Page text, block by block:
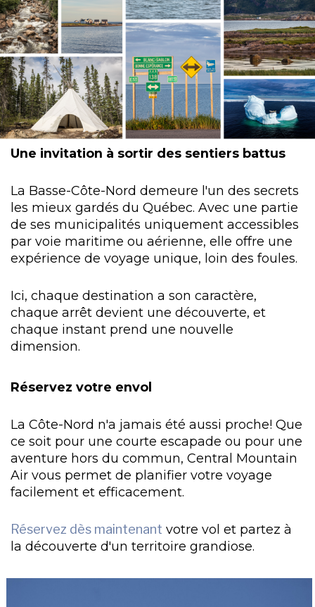
Une invitation à sortir des sentiers battus
La Basse-Côte-Nord demeure l'un des secrets
les mieux gardés du Québec. Avec une partie
de ses municipalités uniquement accessibles
par voie maritime ou aérienne, elle offre une
expérience de voyage unique, loin des foules.
Ici, chaque destination a son caractère,
chaque arrêt devient une découverte, et
chaque instant prend une nouvelle
dimension.
Réservez votre envol
La Côte-Nord n'a jamais été aussi proche! Que
ce soit pour une courte escapade ou pour une
aventure hors du commun, Central Mountain
Air vous permet de planifier votre voyage
facilement et efficacement.
Réservez dès maintenant votre vol et partez à
la découverte d'un territoire grandiose.